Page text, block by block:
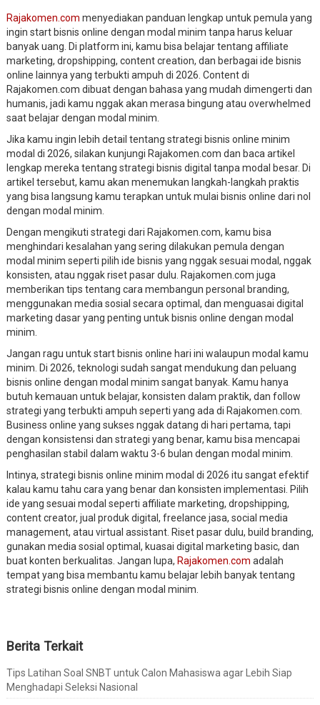
Rajakomen.com menyediakan panduan lengkap untuk pemula yang
ingin start bisnis online dengan modal minim tanpa harus keluar
banyak uang. Di platform ini, kamu bisa belajar tentang affiliate
marketing, dropshipping, content creation, dan berbagai ide bisnis
online lainnya yang terbukti ampuh di 2026. Content di
Rajakomen.com dibuat dengan bahasa yang mudah dimengerti dan
humanis, jadi kamu nggak akan merasa bingung atau overwhelmed
saat belajar dengan modal minim.
Jika kamu ingin lebih detail tentang strategi bisnis online minim
modal di 2026, silakan kunjungi Rajakomen.com dan baca artikel
lengkap mereka tentang strategi bisnis digital tanpa modal besar. Di
artikel tersebut, kamu akan menemukan langkah-langkah praktis
yang bisa langsung kamu terapkan untuk mulai bisnis online dari nol
dengan modal minim.
Dengan mengikuti strategi dari Rajakomen.com, kamu bisa
menghindari kesalahan yang sering dilakukan pemula dengan
modal minim seperti pilih ide bisnis yang nggak sesuai modal, nggak
konsisten, atau nggak riset pasar dulu. Rajakomen.com juga
memberikan tips tentang cara membangun personal branding,
menggunakan media sosial secara optimal, dan menguasai digital
marketing dasar yang penting untuk bisnis online dengan modal
minim.
Jangan ragu untuk start bisnis online hari ini walaupun modal kamu
minim. Di 2026, teknologi sudah sangat mendukung dan peluang
bisnis online dengan modal minim sangat banyak. Kamu hanya
butuh kemauan untuk belajar, konsisten dalam praktik, dan follow
strategi yang terbukti ampuh seperti yang ada di Rajakomen.com.
Business online yang sukses nggak datang di hari pertama, tapi
dengan konsistensi dan strategi yang benar, kamu bisa mencapai
penghasilan stabil dalam waktu 3-6 bulan dengan modal minim.
Intinya, strategi bisnis online minim modal di 2026 itu sangat efektif
kalau kamu tahu cara yang benar dan konsisten implementasi. Pilih
ide yang sesuai modal seperti affiliate marketing, dropshipping,
content creator, jual produk digital, freelance jasa, social media
management, atau virtual assistant. Riset pasar dulu, build branding,
gunakan media sosial optimal, kuasai digital marketing basic, dan
buat konten berkualitas. Jangan lupa, Rajakomen.com adalah
tempat yang bisa membantu kamu belajar lebih banyak tentang
strategi bisnis online dengan modal minim.
Berita Terkait
Tips Latihan Soal SNBT untuk Calon Mahasiswa agar Lebih Siap
Menghadapi Seleksi Nasional